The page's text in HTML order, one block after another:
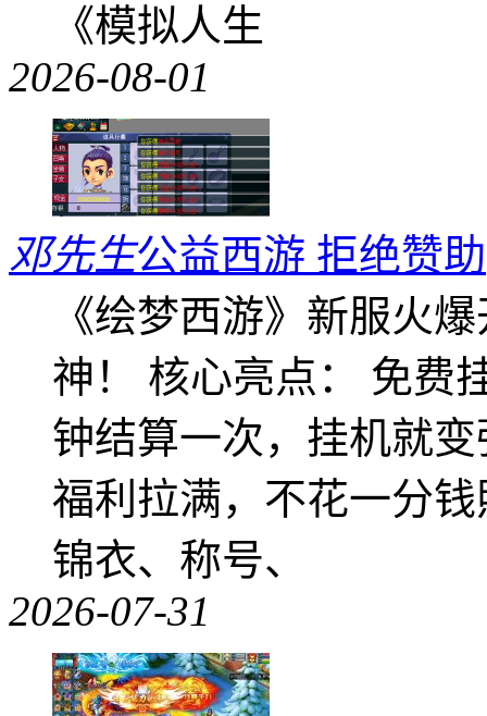
《模拟人生
2026-08-01
邓先生公益西游 拒绝赞助
《绘梦西游》新服火
神！ 核心亮点： 免费
钟结算一次，挂机就
福利拉满，不花一分
锦衣、称号、
2026-07-31